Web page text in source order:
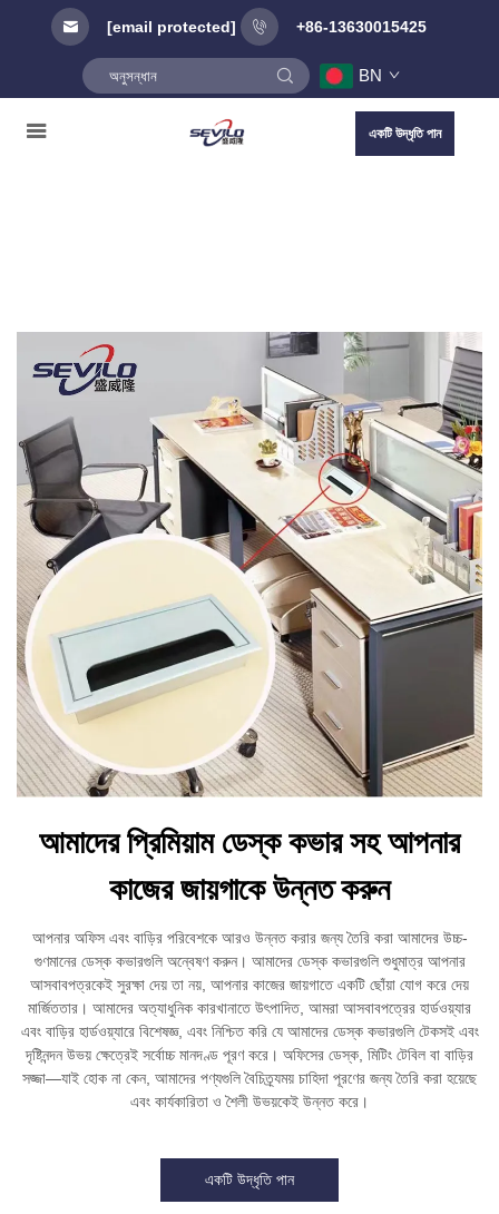
[email protected] +86-13630015425
BN
একটি উদ্ধৃতি পান
আমাদের প্রিমিয়াম ডেস্ক কভার সহ আপনার
কাজের জায়গাকে উন্নত করুন
আপনার অফিস এবং বাড়ির পরিবেশকে আরও উন্নত করার জন্য তৈরি করা আমাদের উচ্চ-
গুণমানের ডেস্ক কভারগুলি অন্বেষণ করুন। আমাদের ডেস্ক কভারগুলি শুধুমাত্র আপনার
আসবাবপত্রকেই সুরক্ষা দেয় তা নয়, আপনার কাজের জায়গাতে একটি ছোঁয়া যোগ করে দেয়
মার্জিততার। আমাদের অত্যাধুনিক কারখানাতে উৎপাদিত, আমরা আসবাবপত্রের হার্ডওয়্যার
এবং বাড়ির হার্ডওয়্যারে বিশেষজ্ঞ, এবং নিশ্চিত করি যে আমাদের ডেস্ক কভারগুলি টেকসই এবং
দৃষ্টিনন্দন উভয় ক্ষেত্রেই সর্বোচ্চ মানদণ্ড পূরণ করে। অফিসের ডেস্ক, মিটিং টেবিল বা বাড়ির
সজ্জা—যাই হোক না কেন, আমাদের পণ্যগুলি বৈচিত্র্যময় চাহিদা পূরণের জন্য তৈরি করা হয়েছে
এবং কার্যকারিতা ও শৈলী উভয়কেই উন্নত করে।
একটি উদ্ধৃতি পান